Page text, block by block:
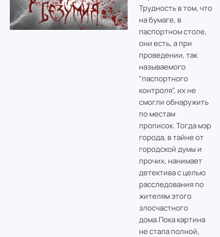
Трудность в том, что
на бумаге, в
паспортном столе,
они есть, а при
проведении, так
называемого
"паспортного
контроля", их не
смогли обнаружить
по местам
прописок. Тогда мэр
города, в тайне от
городской думы и
прочих, нанимает
детектива с целью
расследования по
жителям этого
злосчастного
дома.Пока картина
не стала полной,